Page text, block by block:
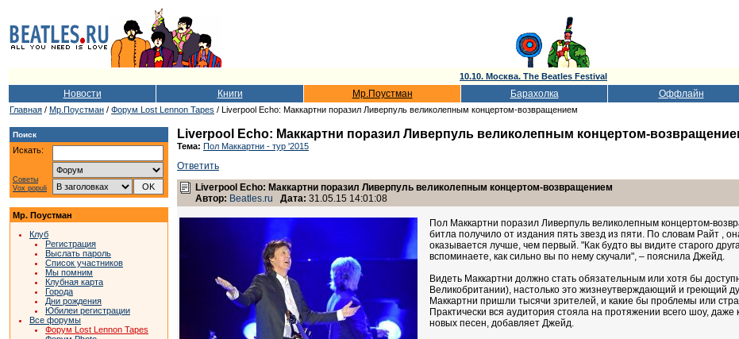
10.10. Москва. The Beatles Festival
Новости Книги Мр.Поустман Барахолка Оффлайн
Главная / Мр.Поустман / Форум Lost Lennon Tapes / Liverpool Echo: Маккартни поразил Ливерпуль великолепным концертом-возвращением
Поиск
Искать:
Советы
Vox populi
Мр. Поустман
Клуб
Регистрация
Выслать пароль
Список участников
Мы помним
Клубная карта
Города
Дни рождения
Юбилеи регистрации
Все форумы
Форум Lost Lennon Tapes
Liverpool Echo: Маккартни поразил Ливерпуль великолепным концертом-
Тема: Пол Маккартни - тур '2015
Ответить
Liverpool Echo: Маккартни поразил Ливерпуль великолепным концертом-возвращением
Автор: Beatles.ru Дата: 31.05.15 14:01:08
Пол Маккартни поразил Ливерпуль великолепным концертом-
битла получило от издания пять звезд из пяти. По словам Райт ,
оказывается лучше, чем первый. "Как будто вы видите старого
вспоминаете, как сильно вы по нему скучали", – пояснила Джейд.
Видеть Маккартни должно стать обязательным или хотя бы
Великобритании), настолько это жизнеутверждающий и греющий
Маккартни пришли тысячи зрителей, и какие бы проблемы или
Практически вся аудитория стояла на протяжении всего шоу,
новых песен, добавляет Джейд.